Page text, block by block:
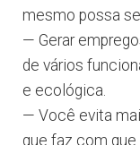
mesmo possa
— Gerar
de vários
e ecológica.
— Você evita
que faz com